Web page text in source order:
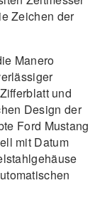
Zeichen der
Manero
und
Design der
Ford Mustang
mit Datum